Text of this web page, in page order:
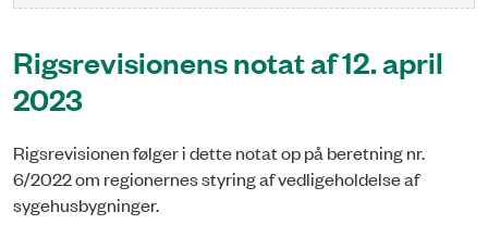
Rigsrevisionens notat af 12. april
2023
Rigsrevisionen følger i dette notat op på beretning nr.
6/2022 om regionernes styring af vedligeholdelse af
sygehusbygninger.